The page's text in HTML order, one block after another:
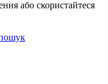
або скористайтеся